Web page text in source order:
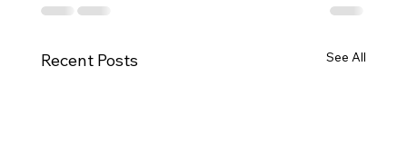
Recent Posts See All